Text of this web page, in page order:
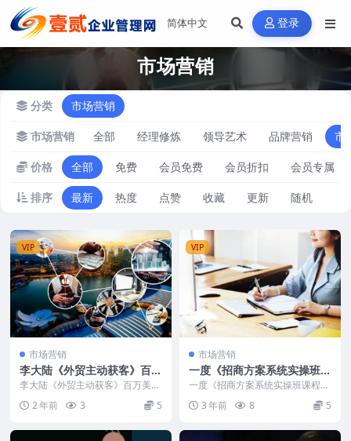
登录
市场营销
分类 市场营销
市场营销 全部 经理修炼 领导艺术 品牌营销 市
价格 全部 免费 会员免费 会员折扣 会员专属
排序 最新 热度 点赞 收藏 更新 随机
VIP
市场营销
李大陆《外贸主动获客》百万
美金外贸客户开发课
李大陆《外贸主动获客》百万美金
外贸客户开发课 课程内容目录： 1
_课程简介-1....
2 年前 3 5
VIP
市场营销
一度《招商方案系统实操班课
程》
一度《招商方案系统实操班课程》
视频内容介绍： 一度招商方案系
统实操班课程，是一...
3 年前 8 5